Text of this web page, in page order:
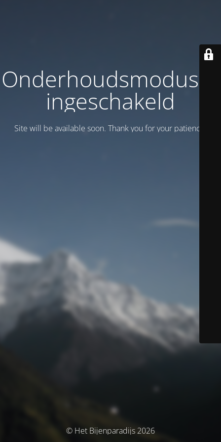
Onderhoudsmodus is
ingeschakeld
Site will be available soon. Thank you for your patience!
© Het Bijenparadijs 2026